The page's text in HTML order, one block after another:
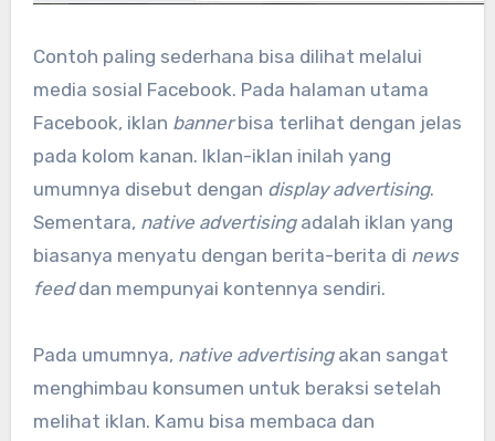
Contoh paling sederhana bisa dilihat melalui
media sosial Facebook. Pada halaman utama
Facebook, iklan bannerbisa terlihat dengan jelas
pada kolom kanan. Iklan-iklan inilah yang
umumnya disebut dengan display advertising.
Sementara, native advertisingadalah iklan yang
biasanya menyatu dengan berita-berita di news
feeddan mempunyai kontennya sendiri.
Pada umumnya, native advertisingakan sangat
menghimbau konsumen untuk beraksi setelah
melihat iklan. Kamu bisa membaca dan